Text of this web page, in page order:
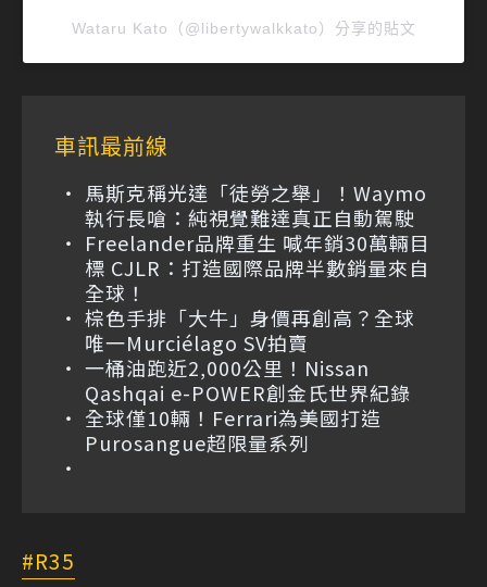
Wataru Kato（@libertywalkkato）分享的貼文
車訊最前線
馬斯克稱光達「徒勞之舉」！Waymo
執行長嗆：純視覺難達真正自動駕駛
Freelander品牌重生 喊年銷30萬輛目
標 CJLR：打造國際品牌半數銷量來自
全球！
棕色手排「大牛」身價再創高？全球
唯一Murciélago SV拍賣
一桶油跑近2,000公里！Nissan
Qashqai e-POWER創金氏世界紀錄
全球僅10輛！Ferrari為美國打造
Purosangue超限量系列
R35